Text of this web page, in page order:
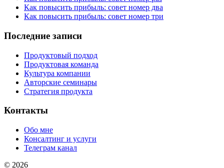
Как повысить прибыль: совет номер два
Как повысить прибыль: совет номер три
Последние записи
Продуктовый подход
Продуктовая команда
Культура компании
Авторские семинары
Стратегия продукта
Контакты
Обо мне
Консалтинг и услуги
Телеграм канал
© 2026